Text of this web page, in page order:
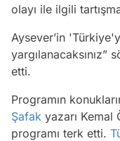
olayı ile ilgili
Aysever’in
etti.
Programın
Şafak yazarı Kemal
programı terk etti.